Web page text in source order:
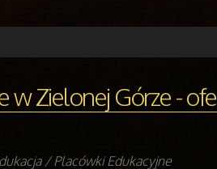
w Zielonej Górze -
/ Placówki Edukacyjne